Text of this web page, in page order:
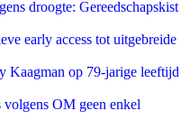
droogte: Gereedschapskist
early access tot uitgebreide
Kaagman op 79-jarige leeftijd
OM geen enkel